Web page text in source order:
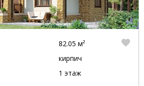
82.05 м²
кирпич
1 этаж